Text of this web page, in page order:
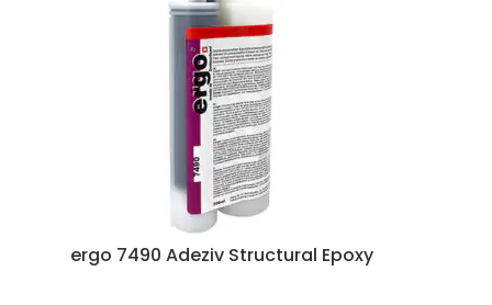
ergo 7490 Adeziv Structural Epoxy